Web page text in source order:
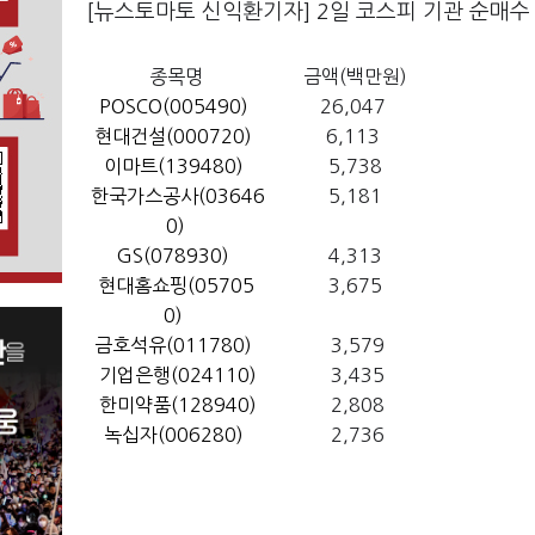
[뉴스토마토 신익환기자] 2일 코스피 기관 순매
종목명
금액(백만원)
POSCO(005490)
26,047
현대건설(000720)
6,113
이마트(139480)
5,738
한국가스공사(03646
0)
5,181
GS(078930)
4,313
현대홈쇼핑(05705
0)
3,675
금호석유(011780)
3,579
기업은행(024110)
3,435
한미약품(128940)
2,808
녹십자(006280)
2,736